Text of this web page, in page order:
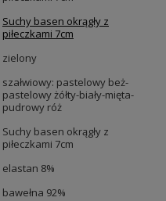
Suchy basen okrągły z
piłeczkami 7cm
zielony
szałwiowy: pastelowy beż-
pastelowy żółty-biały-mięta-
pudrowy róż
Suchy basen okrągły z
piłeczkami 7cm
elastan 8%
bawełna 92%